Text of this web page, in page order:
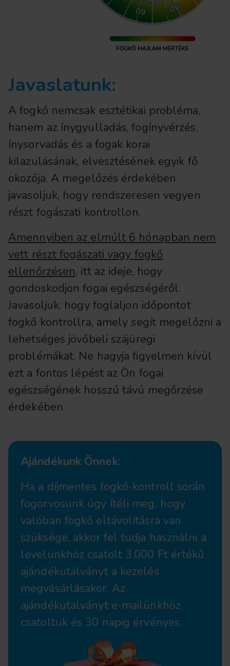
Javaslatunk:
A fogkő nemcsak esztétikai probléma,
hanem az ínygyulladás, fogínyvérzés,
ínysorvadás és a fogak korai
kilazulásának, elvesztésének egyik fő
okozója. A megelőzés érdekében
javasoljuk, hogy rendszeresen vegyen
részt fogászati kontrollon.
Amennyiben az elmúlt 6 hónapban nem
vett részt fogászati vagy fogkő
ellenőrzésen, itt az ideje, hogy
gondoskodjon fogai egészségéről.
Javasoljuk, hogy foglaljon időpontot
fogkő kontrollra, amely segít megelőzni a
lehetséges jövőbeli szájüregi
problémákat. Ne hagyja figyelmen kívül
ezt a fontos lépést az Ön fogai
egészségének hosszú távú megőrzése
érdekében.
Ajándékunk Önnek:
Ha a díjmentes fogkő-kontroll során
fogorvosunk úgy ítéli meg, hogy
valóban fogkő eltávolításra van
szüksége, akkor fel tudja használni a
levelünkhöz csatolt 3.000 Ft értékű
ajándékutalványt a kezelés
megvásárlásakor. Az
ajándékutalványt e-mailünkhöz
csatoltuk és 30 napig érvényes.